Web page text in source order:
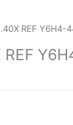
REF Y6H4-
REF